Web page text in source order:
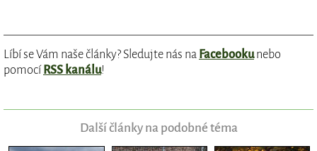
Líbí se Vám naše články? Sledujte nás na Facebookunebo
pomocíRSS kanálu!
Další články na podobné téma